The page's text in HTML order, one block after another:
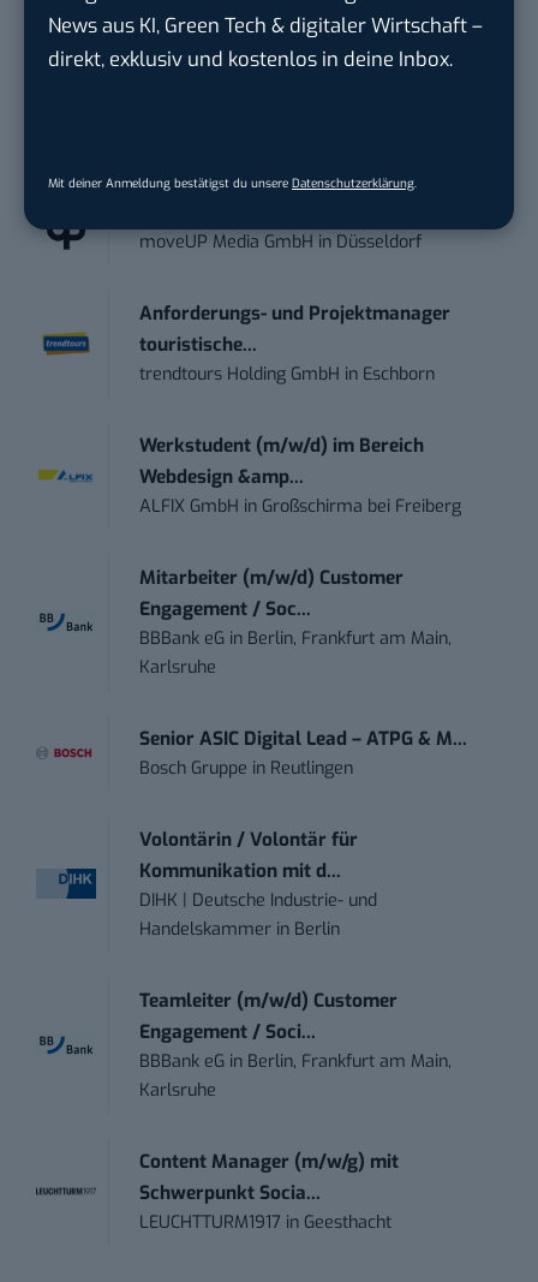
News aus KI, Green Tech & digitaler Wirtschaft –
direkt, exklusiv und kostenlos in deine Inbox.
Mit deiner Anmeldung bestätigst du unsere Datenschutzerklärung
wichtigsten News des Tages – und sichern sich
damit ihren Vorsprung.
Hier kannst du dich
kostenlos anmelden.
moveUP Media GmbH in Düsseldorf
Anforderungs- und Projektmanager
touristische...
trendtours Holding GmbH in Eschborn
Werkstudent (m/w/d) im Bereich
Webdesign &amp...
ALFIX GmbH in Großschirma bei Freiberg
Mitarbeiter (m/w/d) Customer
Engagement / Soc...
BBBank eG in Berlin, Frankfurt am Main,
Karlsruhe
Senior ASIC Digital Lead – ATPG & M...
Bosch Gruppe in Reutlingen
Volontärin / Volontär für
Kommunikation mit d...
DIHK | Deutsche Industrie- und
Handelskammer in Berlin
Teamleiter (m/w/d) Customer
Engagement / Soci...
BBBank eG in Berlin, Frankfurt am Main,
Karlsruhe
Content Manager (m/w/g) mit
Schwerpunkt Socia...
LEUCHTTURM1917 in Geesthacht